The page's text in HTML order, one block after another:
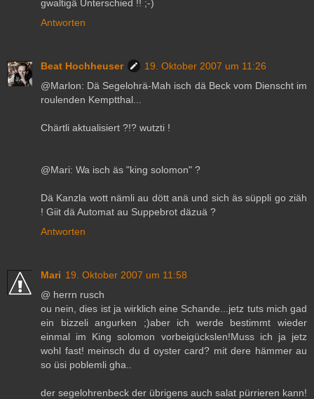
gwaltigä Unterschied !! ;-)
Antworten
Beat Hochheuser
19. Oktober 2007 um 11:26
@Marlon: Dä Segelohrä-Mah isch dä Beck vom Dienscht im
roulenden Kemptthal...
Chärtli aktualisiert ?!? wutzti !
@Mari: Wa isch äs "king solomon" ?
Dä Kanzla wott nämli au dött anä und sich äs süppli go ziäh
! Giit dä Automat au Suppebrot däzuä ?
Antworten
Mari 19. Oktober 2007 um 11:58
@ herrn rusch
ou nein, dies ist ja wirklich eine Schande...jetz tuts mich gad
ein bizzeli angurken ;)aber ich werde bestimmt wieder
einmal im King solomon vorbeigückslen!Muss ich ja jetz
wohl fast! meinsch du d oyster card? mit dere hämmer au
so üsi poblemli gha..
der segelohrenbeck der übrigens auch salat pürrieren kann!